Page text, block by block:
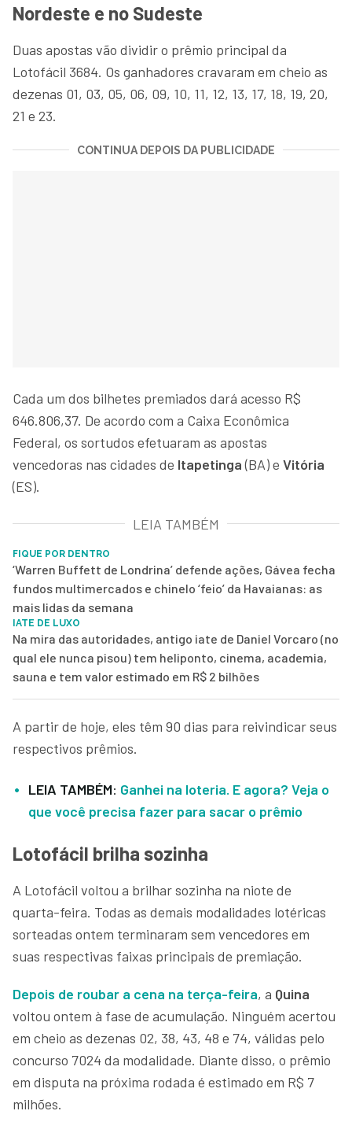
Nordeste e no Sudeste
Duas apostas vão dividir o prêmio principal da
Lotofácil 3684. Os ganhadores cravaram em cheio as
dezenas 01, 03, 05, 06, 09, 10, 11, 12, 13, 17, 18, 19, 20,
21 e 23.
CONTINUA DEPOIS DA PUBLICIDADE
Cada um dos bilhetes premiados dará acesso R$
646.806,37. De acordo com a Caixa Econômica
Federal, os sortudos efetuaram as apostas
vencedoras nas cidades de Itapetinga(BA) e Vitória
(ES).
LEIA TAMBÉM
FIQUE POR DENTRO
‘Warren Buffett de Londrina’ defende ações, Gávea fecha
fundos multimercados e chinelo ‘feio’ da Havaianas: as
mais lidas da semana
IATE DE LUXO
Na mira das autoridades, antigo iate de Daniel Vorcaro (no
qual ele nunca pisou) tem heliponto, cinema, academia,
sauna e tem valor estimado em R$ 2 bilhões
A partir de hoje, eles têm 90 dias para reivindicar seus
respectivos prêmios.
LEIA TAMBÉM: Ganhei na loteria. E agora? Veja o
que você precisa fazer para sacar o prêmio
Lotofácil brilha sozinha
A Lotofácil voltou a brilhar sozinha na niote de
quarta-feira. Todas as demais modalidades lotéricas
sorteadas ontem terminaram sem vencedores em
suas respectivas faixas principais de premiação.
Depois de roubar a cena na terça-feira, a Quina
voltou ontem à fase de acumulação. Ninguém acertou
em cheio as dezenas 02, 38, 43, 48 e 74, válidas pelo
concurso 7024 da modalidade. Diante disso, o prêmio
em disputa na próxima rodada é estimado em R$ 7
milhões.